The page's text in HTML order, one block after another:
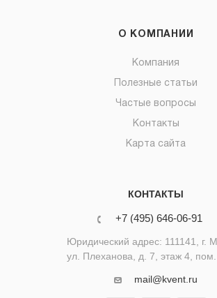
О КОМПАНИИ
Компания
Полезные статьи
Частые вопросы
Контакты
Карта сайта
КОНТАКТЫ
+7 (495) 646-06-91
Юридический адрес: 111141, г.
ул. Плеханова, д. 7, этаж 4,
mail@kvent.ru